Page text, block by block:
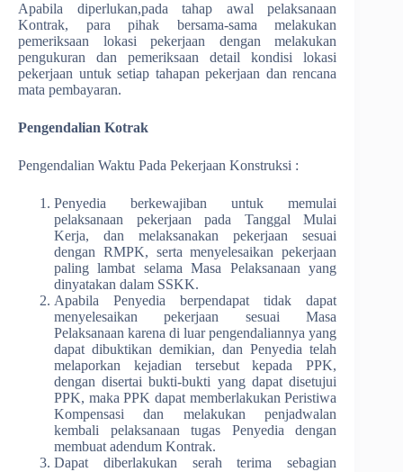
Apabila diperlukan,pada tahap awal pelaksanaan
Kontrak, para pihak bersama-sama melakukan
pemeriksaan lokasi pekerjaan dengan melakukan
pengukuran dan pemeriksaan detail kondisi lokasi
pekerjaan untuk setiap tahapan pekerjaan dan rencana
mata pembayaran.
Pengendalian Kotrak
Pengendalian Waktu Pada Pekerjaan Konstruksi :
Penyedia berkewajiban untuk memulai
pelaksanaan pekerjaan pada Tanggal Mulai
Kerja, dan melaksanakan pekerjaan sesuai
dengan RMPK, serta menyelesaikan pekerjaan
paling lambat selama Masa Pelaksanaan yang
dinyatakan dalam SSKK.
Apabila Penyedia berpendapat tidak dapat
menyelesaikan pekerjaan sesuai Masa
Pelaksanaan karena di luar pengendaliannya yang
dapat dibuktikan demikian, dan Penyedia telah
melaporkan kejadian tersebut kepada PPK,
dengan disertai bukti-bukti yang dapat disetujui
PPK, maka PPK dapat memberlakukan Peristiwa
Kompensasi dan melakukan penjadwalan
kembali pelaksanaan tugas Penyedia dengan
membuat adendum Kontrak.
Dapat diberlakukan serah terima sebagian